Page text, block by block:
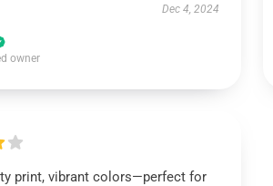
Dec 4, 2024
owner
print, vibrant colors—perfect for